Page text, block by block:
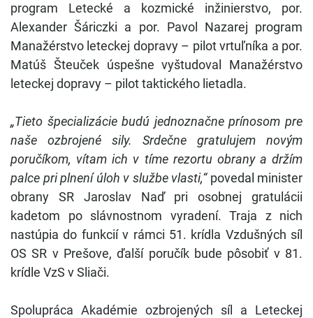
program Letecké a kozmické inžinierstvo, por.
Alexander Šáriczki a por. Pavol Nazarej program
Manažérstvo leteckej dopravy – pilot vrtuľníka a por.
Matúš Šteuček úspešne vyštudoval Manažérstvo
leteckej dopravy – pilot taktického lietadla.
„Tieto špecializácie budú jednoznačne prínosom pre
naše ozbrojené sily. Srdečne gratulujem novým
poručíkom, vítam ich v tíme rezortu obrany a držím
palce pri plnení úloh v službe vlasti,“povedal minister
obrany SR Jaroslav Naď pri osobnej gratulácii
kadetom po slávnostnom vyradení. Traja z nich
nastúpia do funkcií v rámci 51. krídla Vzdušných síl
OS SR v Prešove, ďalší poručík bude pôsobiť v 81.
krídle VzS v Sliači.
Spolupráca Akadémie ozbrojených síl a Leteckej